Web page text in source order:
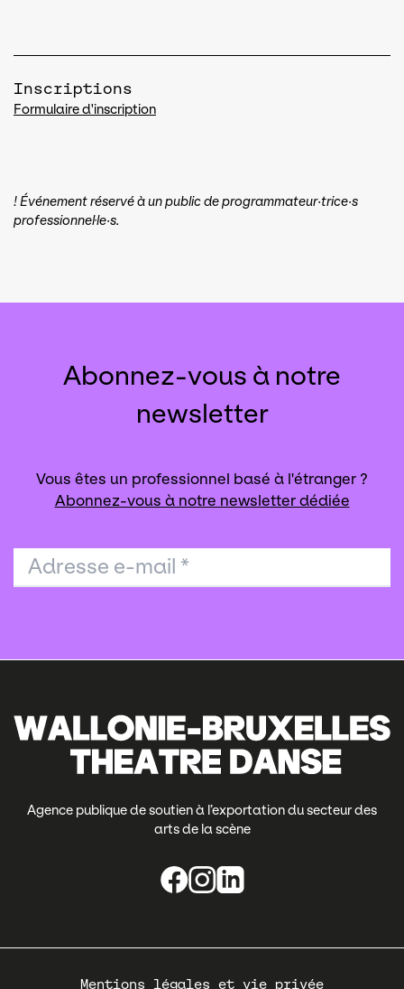
Inscriptions
Formulaire d'inscription
! Événement réservé à un public de programmateur·trice·s
professionnel·le·s.
Abonnez-vous à notre
newsletter
Vous êtes un professionnel basé à l'étranger ?
Abonnez-vous à notre newsletter dédiée
Adresse e-mail *
Agence publique de soutien à l’exportation du secteur des
arts de la scène
Pied
Mentions légales et vie privée